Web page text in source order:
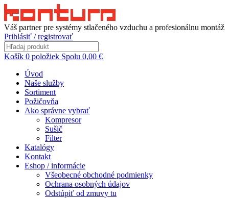
Váš partner pre systémy stlačeného vzduchu a profesionálnu montáž
Prihlásiť / registrovať
Košík 0 položiek Spolu 0,00 €
Úvod
Naše služby
Sortiment
Požičovňa
Ako správne vybrať
Kompresor
Sušič
Filter
Katalógy
Kontakt
Eshop / informácie
Všeobecné obchodné podmienky
Ochrana osobných údajov
Odstúpiť od zmuvy tu